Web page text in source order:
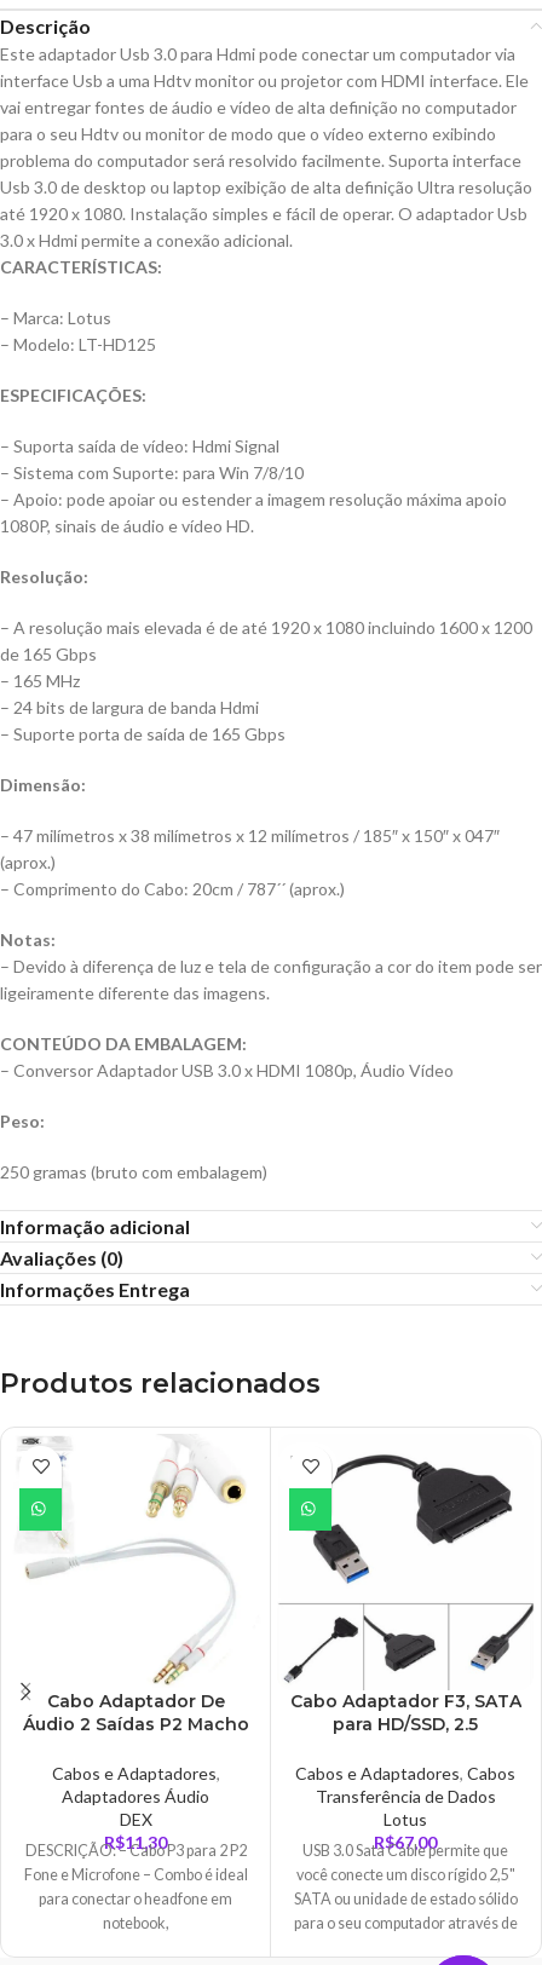
Descrição
Este adaptador Usb 3.0 para Hdmi pode conectar um computador via
interface Usb a uma Hdtv monitor ou projetor com HDMI interface. Ele
vai entregar fontes de áudio e vídeo de alta definição no computador
para o seu Hdtv ou monitor de modo que o vídeo externo exibindo
problema do computador será resolvido facilmente. Suporta interface
Usb 3.0 de desktop ou laptop exibição de alta definição Ultra resolução
até 1920 x 1080. Instalação simples e fácil de operar. O adaptador Usb
3.0 x Hdmi permite a conexão adicional.
CARACTERÍSTICAS:
– Marca: Lotus
– Modelo: LT-HD125
ESPECIFICAÇÕES:
– Suporta saída de vídeo: Hdmi Signal
– Sistema com Suporte: para Win 7/8/10
– Apoio: pode apoiar ou estender a imagem resolução máxima apoio
1080P, sinais de áudio e vídeo HD.
Resolução:
– A resolução mais elevada é de até 1920 x 1080 incluindo 1600 x 1200
de 165 Gbps
– 165 MHz
– 24 bits de largura de banda Hdmi
– Suporte porta de saída de 165 Gbps
Dimensão:
– 47 milímetros x 38 milímetros x 12 milímetros / 185″ x 150″ x 047″
(aprox.)
– Comprimento do Cabo: 20cm / 787´´ (aprox.)
Notas:
– Devido à diferença de luz e tela de configuração a cor do item pode ser
ligeiramente diferente das imagens.
CONTEÚDO DA EMBALAGEM:
– Conversor Adaptador USB 3.0 x HDMI 1080p, Áudio Vídeo
Peso:
250 gramas (bruto com embalagem)
Informação adicional
Avaliações (0)
Informações Entrega
Produtos relacionados
Cabo Adaptador De
Áudio 2 Saídas P2 Macho
Branco – CB0497DEX
Cabos e Adaptadores,
Adaptadores Áudio
DEX
R$11,30
DESCRIÇÃO: – Cabo P3 para 2 P2
Fone e Microfone – Combo é ideal
para conectar o headfone em
notebook,
ESGO
TADO
Cabo Adaptador F3, SATA
para HD/SSD, 2.5
USB3.0
Cabos e Adaptadores, Cabos
Transferência de Dados
Lotus
R$67,00
USB 3.0 Sata Cable permite que
você conecte um disco rígido 2,5"
SATA ou unidade de estado sólido
para o seu computador através de